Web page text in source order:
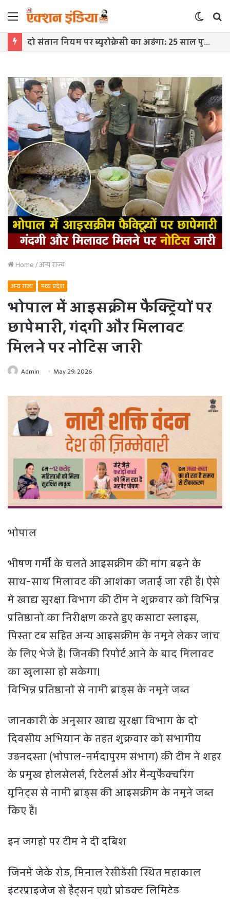
Menu
Switch
skin
दो संतान नियम पर ब्यूरोक्रेसी का अड़ंगा: 25 साल पुराना नियम खत्म करने में देरी, CM के निर्देश भी बेअसर
Home/अन्य राज्य
अन्य राज्य मध्य प्रदेश
भोपाल में आइसक्रीम फैक्ट्रियों पर
छापेमारी, गंदगी और मिलावट
मिलने पर नोटिस जारी
Admin May 29, 2026
भोपाल
भीषण गर्मी के चलते आइसक्रीम की मांग बढ़ने के
साथ-साथ मिलावट की आशंका जताई जा रही है। ऐसे
में खाद्य सुरक्षा विभाग की टीम ने शुक्रवार को विभिन्न
प्रतिष्ठानों का निरीक्षण करते हुए कसाटा स्लाइस,
पिस्ता टब सहित अन्य आइसक्रीम के नमूने लेकर जांच
के लिए भेजे हैं। जिनकी रिपोर्ट आने के बाद मिलावट
का खुलासा हो सकेगा।
विभिन्न प्रतिष्ठानों से नामी ब्रांड्स के नमूने जब्त
जानकारी के अनुसार खाद्य सुरक्षा विभाग के दो
दिवसीय अभियान के तहत शुक्रवार को संभागीय
उड़नदस्ता (भोपाल-नर्मदापुरम संभाग) की टीम ने शहर
के प्रमुख होलसेलर्स, रिटेलर्स और मैन्युफैक्चरिंग
यूनिट्स से नामी ब्रांड्स की आइसक्रीम के नमूने जब्त
किए हैं।
इन जगहों पर टीम ने दी दबिश
जिनमें जेके रोड, मिनाल रेसीडेंसी स्थित महाकाल
इंटरप्राइजेज से हैट्सन एग्रो प्रोडक्ट लिमिटेड